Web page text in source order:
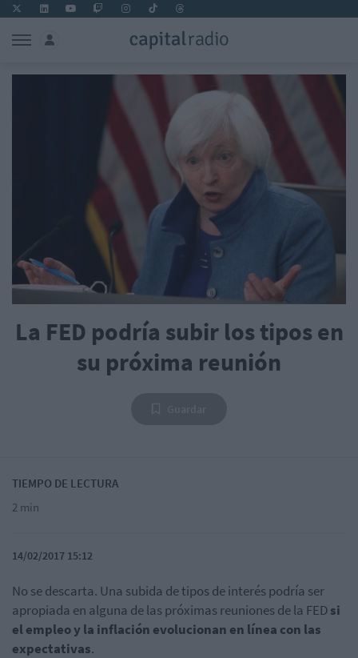
La FED podría subir los tipos en
su próxima reunión
TIEMPO DE LECTURA
2 min
14/02/2017 15:12
No se descarta. Una subida de tipos de interés podría ser
apropiada en alguna de las próximas reuniones de la FEDsi
el empleo y la inflación evolucionan en línea con las
expectativas.